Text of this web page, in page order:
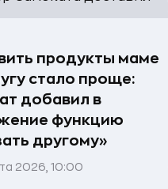
продукты маме
стало проще:
добавил в
функцию
другому»
2026, 10:00